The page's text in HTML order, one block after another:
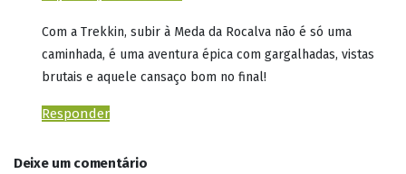
Com a Trekkin, subir à Meda da Rocalva não é só uma
caminhada, é uma aventura épica com gargalhadas, vistas
brutais e aquele cansaço bom no final!
Responder
Deixe um comentário